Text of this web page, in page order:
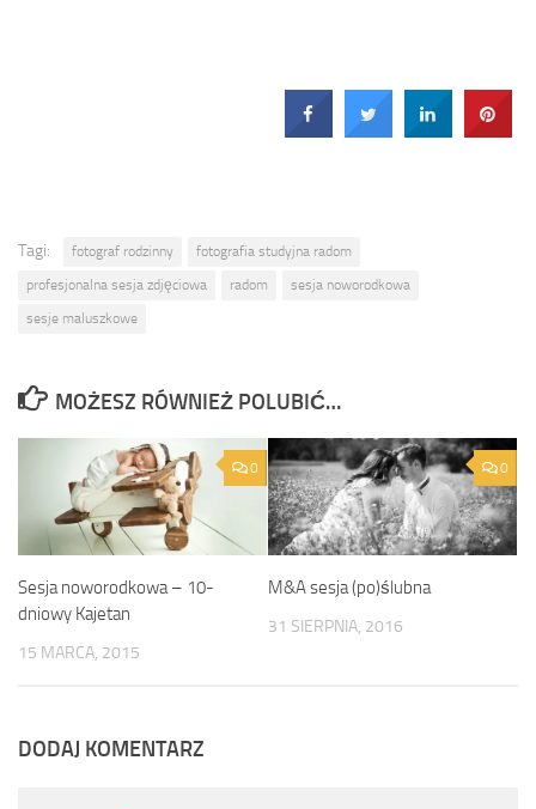
Tagi: fotograf rodzinny
fotografia studyjna radom
profesjonalna sesja zdjęciowa
radom
sesja noworodkowa
sesje maluszkowe
MOŻESZ RÓWNIEŻ POLUBIĆ…
0
Sesja noworodkowa – 10-
dniowy Kajetan
15 MARCA, 2015
0
M&A sesja (po)ślubna
31 SIERPNIA, 2016
DODAJ KOMENTARZ